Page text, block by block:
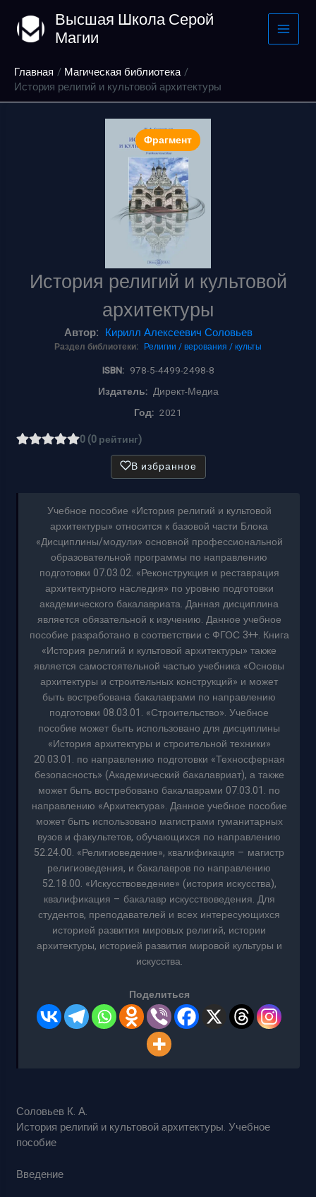
содержимому
Высшая Школа Серой
Магии
Главная
Магическая библиотека
История религий и культовой архитектуры
Фрагмент
История религий и культовой
архитектуры
Автор: Кирилл Алексеевич Соловьев
Раздел библиотеки: Религии / верования / культы
ISBN: 978-5-4499-2498-8
Издатель: Директ-Медиа
Год: 2021
0 (0 рейтинг)
В избранное
Учебное пособие «История религий и культовой
архитектуры» относится к базовой части Блока
«Дисциплины/модули» основной профессиональной
образовательной программы по направлению
подготовки 07.03.02. «Реконструкция и реставрация
архитектурного наследия» по уровню подготовки
академического бакалавриата. Данная дисциплина
является обязательной к изучению. Данное учебное
пособие разработано в соответствии с ФГОС 3++. Книга
«История религий и культовой архитектуры» также
является самостоятельной частью учебника «Основы
архитектуры и строительных конструкций» и может
быть востребована бакалаврами по направлению
подготовки 08.03.01. «Строительство». Учебное
пособие может быть использовано для дисциплины
«История архитектуры и строительной техники»
20.03.01. по направлению подготовки «Техносферная
безопасность» (Академический бакалавриат), а также
может быть востребовано бакалаврами 07.03.01. по
направлению «Архитектура». Данное учебное пособие
может быть использовано магистрами гуманитарных
вузов и факультетов, обучающихся по направлению
52.24.00. «Религиоведение», квалификация – магистр
религиоведения, и бакалавров по направлению
52.18.00. «Искусствоведение» (история искусства),
квалификация – бакалавр искусствоведения. Для
студентов, преподавателей и всех интересующихся
историей развития мировых религий, истории
архитектуры, историей развития мировой культуры и
искусства.
Поделиться
Соловьев К. А.
История религий и культовой архитектуры. Учебное
пособие
Введение